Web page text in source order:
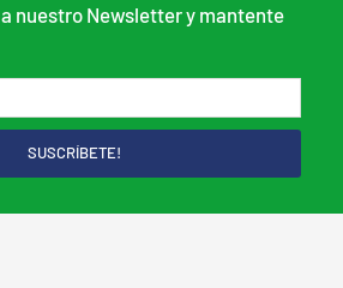
nuestro Newsletter y mantente
SUSCRÍBETE!